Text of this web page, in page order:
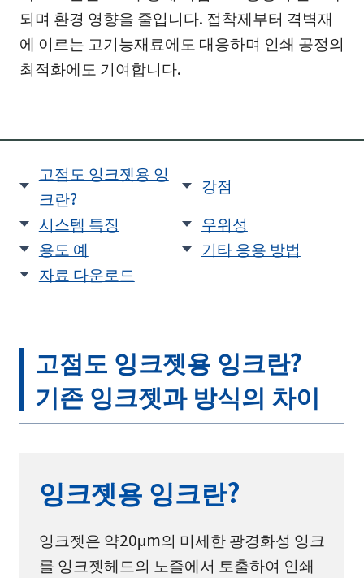
되며 환경 영향을 줄입니다. 접착제부터 격벽재
에 이르는 고기능재료에도 대응하며 인쇄 공정의
최적화에도 기여합니다.
고점도 잉크젯용 잉
크란?
강점
시스템 특징
우위성
용도 예
기타 응용 방법
자료 다운로드
고점도 잉크젯용 잉크란?
기존 잉크젯과 방식의 차이
잉크젯용 잉크란?
잉크젯은 약20μm의 미세한 광경화성 잉크
를 잉크젯헤드의 노즐에서 토출하여 인쇄